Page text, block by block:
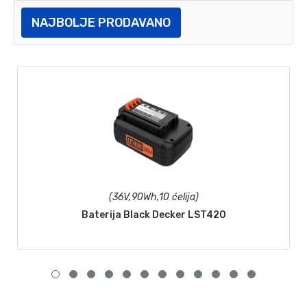
NAJBOLJE PRODAVANO
(36V,90Wh,10 ćelija)
Baterija Black Decker LST420